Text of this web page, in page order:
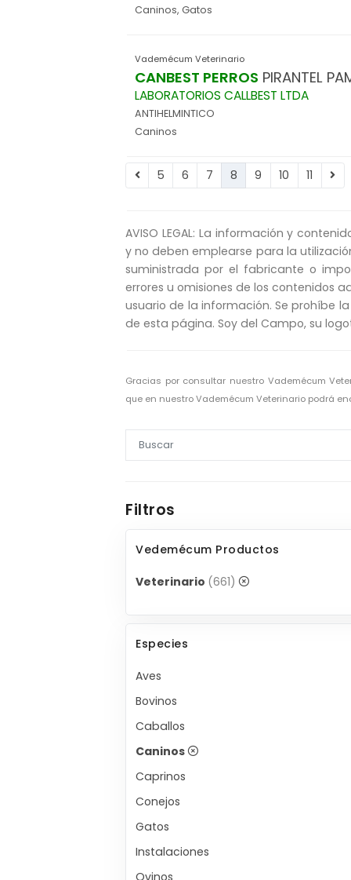
Filtros
Vedemécum Productos
Veterinario (661)
Especies
Aves
Bovinos
Caballos
Caninos
Caprinos
Conejos
Gatos
Instalaciones
Ovinos
Caninos, Gatos
Vademécum Veterinario
CANBEST PERROS PIRANTEL
LABORATORIOS CALLBEST LTDA
ANTIHELMINTICO
Caninos
5 6 7 8 9 10 11
AVISO LEGAL: La información y
y no deben emplearse para la
suministrada por el fabricante o
errores u omisiones de los contenidos
usuario de la información. Se prohíbe
de esta página. Soy del Campo, su
Gracias por consultar nuestro Vademécum
que en nuestro Vademécum Veterinario podrá